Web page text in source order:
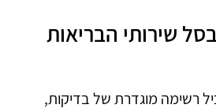
שירותי הבריאות
רשימה מוגדרת של בדיקות,